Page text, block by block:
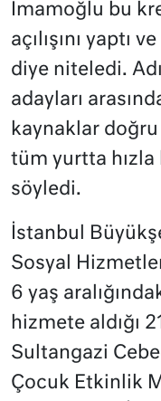
İmamoğlu bu
açılışını yaptı
diye niteledi.
adayları
kaynaklar doğru
tüm yurtta
söyledi.
İstanbul
Sosyal
6 yaş
hizmete aldığı
Sultangazi
Çocuk Etkinlik